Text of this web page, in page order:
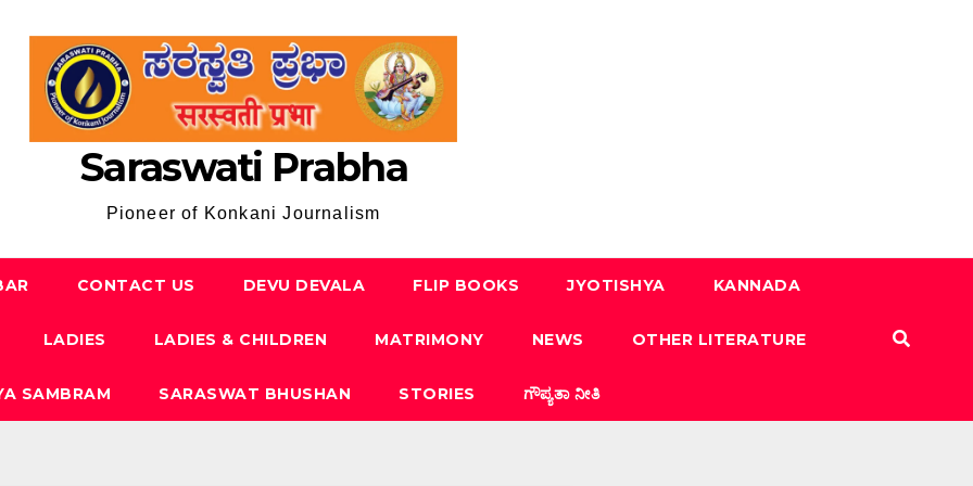
Saraswati Prabha
Pioneer of Konkani Journalism
CONTACT US DEVU DEVALA FLIP BOOKS JYOTISHYA KANNADA
LADIES LADIES & CHILDREN MATRIMONY NEWS OTHER LITERATURE
SAMBRAM SARASWAT BHUSHAN STORIES ಗೌಪ್ಯತಾ ನೀತಿ